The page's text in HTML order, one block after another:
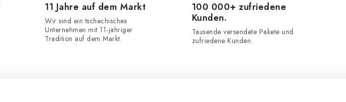
11 Jahre auf dem Markt
Wir sind ein tschechisches
Unternehmen mit 11-jähriger
Tradition auf dem Markt.
100 000+ zufriedene
Kunden.
Tausende versendete Pakete und
zufriedene Kunden.